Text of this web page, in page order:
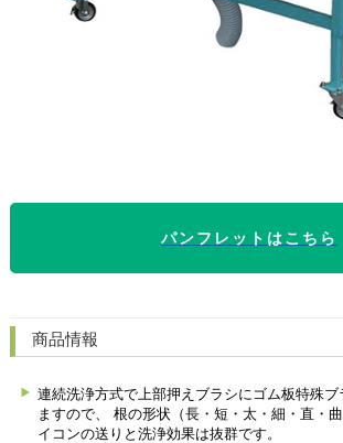
パンフレットはこちら
商品情報
連続洗浄方式で上部押えブラシにゴム板特殊
ますので、
根の形状（長・短・太・細・直・
イコンの送りと洗浄効果は抜群です。